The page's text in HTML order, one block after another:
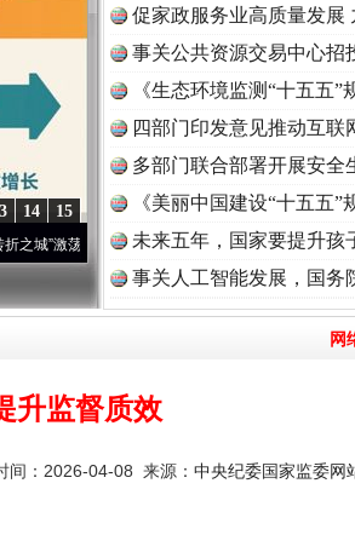
15
14
牢记初心使命 奋进复兴征程丨红船起航处 潮起..·[视频]
促家政服务业高质量发展
事关公共资源交易中心招
《生态环境监测“十五五
读
四部门印发意见推动互联
多部门联合部署开展安全
《美丽中国建设“十五五
未来五年，国家要提升孩
事关人工智能发展，国
网
升监督质效
间：2026-04-08 来源： 中央纪委国家监委网